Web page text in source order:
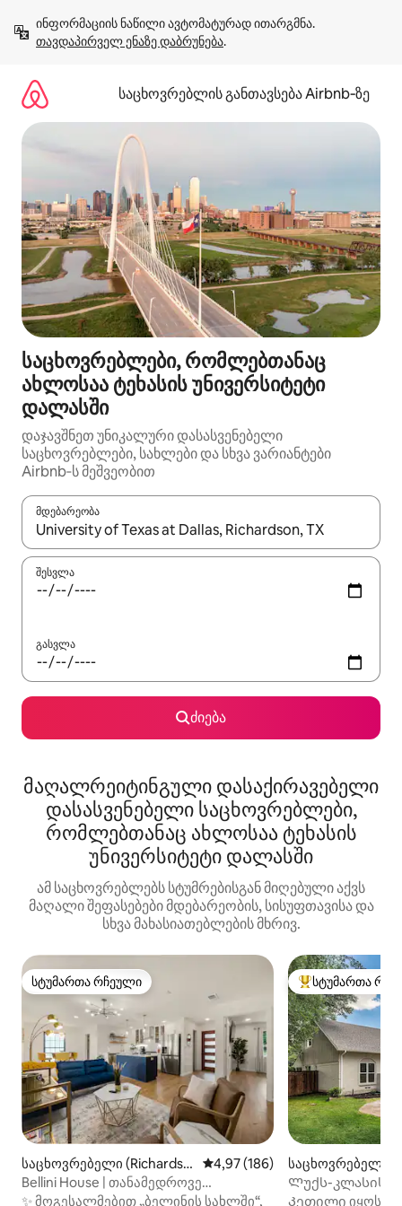
გადასვლა
თავდაპირველ ენაზე დაბრუნება.
საცხოვრებლის განთავსება Airbnb‑ზე
საცხოვრებლები, რომლებთანაც
ახლოსაა ტეხასის უნივერსიტეტი
დალასში
დაჯავშნეთ უნიკალური დასასვენებელი
საცხოვრებლები, სახლები და სხვა ვარიანტები
Airbnb‑ს მეშვეობით
მდებარეობა
როცა შედეგები ხელმისაწვდომი გახდება, ნავიგაციისთვის
შესვლა
გასვლა
ძიება
მაღალრეიტინგული დასაქირავებელი
დასასვენებელი საცხოვრებლები,
რომლებთანაც ახლოსაა ტეხასის
უნივერსიტეტი დალასში
ამ საცხოვრებლებს სტუმრებისგან მიღებული აქვს
მაღალი შეფასებები მდებარეობის, სისუფთავისა და
სხვა მახასიათებლების მხრივ.
სტუმართა რჩეული
სტუმართა რჩეული
საცხოვრებელი (Richardso
n)
საშუალო შეფასებაა 5‑დან
4,97 (186)
Bellini House | თანამედროვე
3‑საძინებლიანი საცხოვრებელი
✨ მოგესალმებით „ბელინის სახლში“,
სტუმართა
სტუმართა
საცხოვრებელი
n)
Ლუქს-კლასის
კოტონვუდ-
Კეთილი იყოს